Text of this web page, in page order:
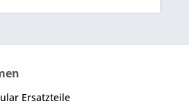
Ersatzteile